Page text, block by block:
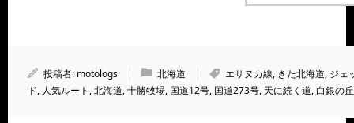
投稿者: motologs 北海道 エサヌカ線, きた北海道, ジェ
ド, 人気ルート ,北海道,十勝牧場, 国道12号, 国道273号, 天に続く道,白銀の丘